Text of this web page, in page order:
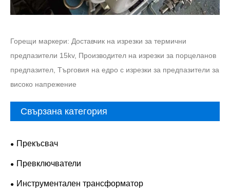
Горещи маркери: Доставчик на изрезки за термични
предпазители 15kv, Производител на изрезки за порцеланов
предпазител, Търговия на едро с изрезки за предпазители за
високо напрежение
Свързана категория
Прекъсвач
Превключватели
Инструментален трансформатор